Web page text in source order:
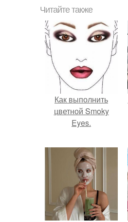
Читайте также
Как выполнить
цветной Smoky
Eyes.